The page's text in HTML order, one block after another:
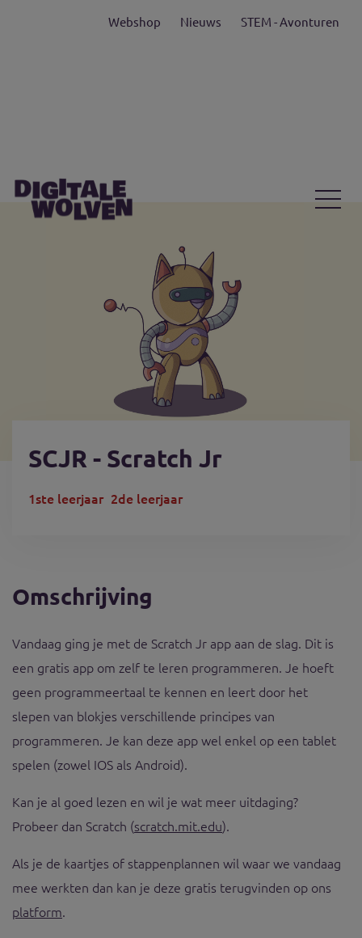
Webshop Nieuws STEM - Avonturen
SCJR - Scratch Jr
1ste leerjaar 2de leerjaar
Omschrijving
Vandaag ging je met de Scratch Jr app aan de slag. Dit is
een gratis app om zelf te leren programmeren. Je hoeft
geen programmeertaal te kennen en leert door het
slepen van blokjes verschillende principes van
programmeren. Je kan deze app wel enkel op een tablet
spelen (zowel IOS als Android).
Kan je al goed lezen en wil je wat meer uitdaging?
Probeer dan Scratch (scratch.mit.edu).
Als je de kaartjes of stappenplannen wil waar we vandaag
mee werkten dan kan je deze gratis terugvinden op ons
platform.